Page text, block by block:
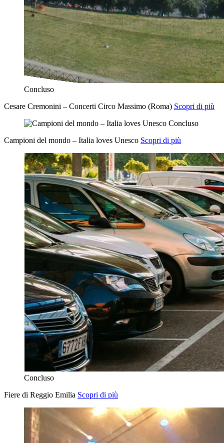
Concluso
Cesare Cremonini – Concerti Circo Massimo (Roma) Scopri di più
Concluso
Campioni del mondo – Italia loves Unesco Scopri di più
Concluso
Fiere di Reggio Emilia Scopri di più